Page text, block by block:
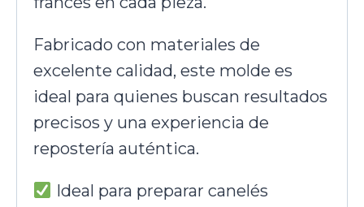
Fabricado con materiales de
excelente calidad, este molde es
ideal para quienes buscan resultados
precisos y una experiencia de
repostería auténtica.
Ideal para preparar canelés